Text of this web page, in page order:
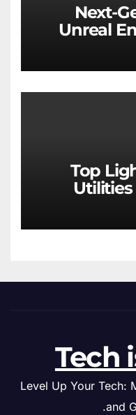
Next-
Unreal
Top
Tech
Level Up Your Tech:
and